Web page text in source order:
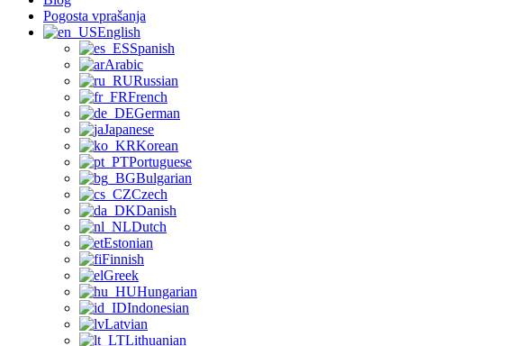
Pogosta vprašanja
English
Spanish
Arabic
Russian
French
German
Japanese
Korean
Portuguese
Bulgarian
Czech
Danish
Dutch
Estonian
Finnish
Greek
Hungarian
Indonesian
Latvian
Lithuanian